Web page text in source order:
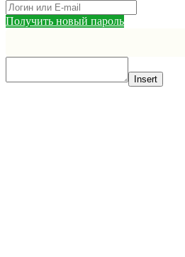
Получить новый пароль
Insert